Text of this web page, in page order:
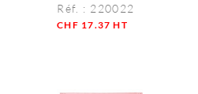
Réf. : 220022
CHF 17.37 HT